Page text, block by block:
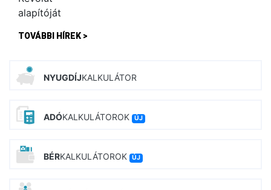
TOVÁBBI HÍREK >
NYUGDÍJKALKULÁTOR
ADÓKALKULÁTOROK ÚJ
BÉRKALKULÁTOROK ÚJ